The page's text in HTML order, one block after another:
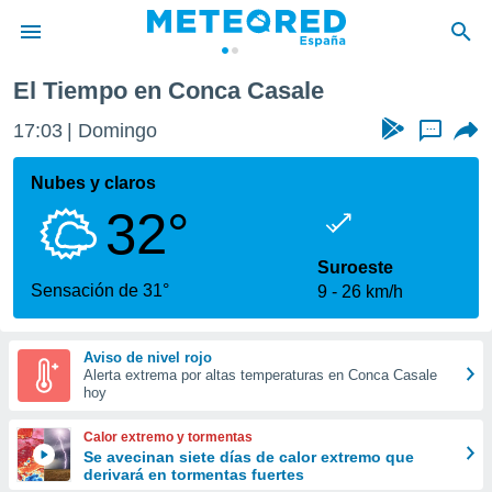
de
por
que se
calidad.
a este
las
y
forma
digital
basada
El Tiempo en Conca Casale
17:03 Domingo ...
Nubes y claros
32°
Sensación de 31°
Suroeste
9
26 km/h
Aviso de nivel rojo
Alerta extrema por altas temperaturas en Conca Casale
hoy
Calor extremo y tormentas
Se avecinan siete días de calor extremo que
derivará en tormentas fuertes